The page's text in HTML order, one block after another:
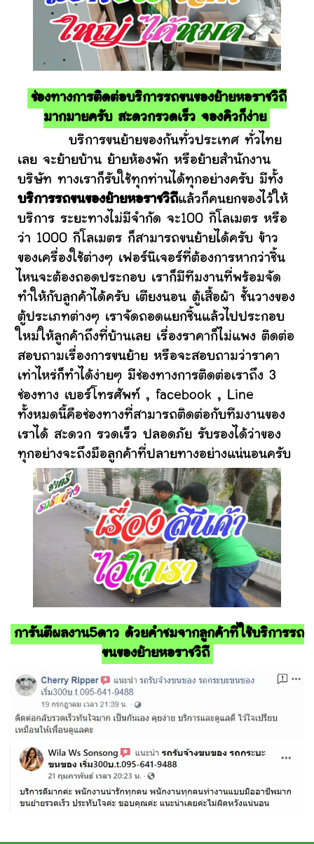
ช่องทางการติดต่อบริการรถขนของย้ายหอราชวิถี
มากมายครับ สะดวกรวดเร็ว จองคิวก็ง่าย
บริการขนย้ายของกันทั่วประเทศ ทั่วไทย
เลย จะย้ายบ้าน ย้ายห้องพัก หรือย้ายสำนักงาน
บริษัท ทางเราก็รับใช้ทุกท่านได้ทุกอย่างครับ มีทั้ง
บริการรถขนของย้ายหอราชวิถีแล้วก็คนยกของไว้ให้
บริการ ระยะทางไม่มีจำกัด จะ100 กิโลเมตร หรือ
ว่า 1000 กิโลเมตร ก็สามารถขนย้ายได้ครับ ข้าว
ของเครื่องใช้ต่างๆ เฟอร์นิเจอร์ที่ต้องการหากว่าชิ้น
ไหนจะต้องถอดประกอบ เราก็มีทีมงานที่พร้อมจัด
ทำให้กับลูกค้าได้ครับ เตียงนอน ตู้เสื้อผ้า ชั้นวางของ
ตู้ประเภทต่างๆ เราจัดถอดแยกชิ้นแล้วไปประกอบ
ใหม่ให้ลูกค้าถึงที่บ้านเลย เรื่องราคาก็ไม่แพง ติดต่อ
สอบถามเรื่องการขนย้าย หรือจะสอบถามว่าราคา
เท่าไหร่ก็ทำได้ง่ายๆ มีช่องทางการติดต่อเราถึง 3
ช่องทาง เบอร์โทรศัพท์ , facebook , Line
ทั้งหมดนี้คือช่องทางที่สามารถติดต่อกับทีมงานของ
เราได้ สะดวก รวดเร็ว ปลอดภัย รับรองได้ว่าของ
ทุกอย่างจะถึงมือลูกค้าที่ปลายทางอย่างแน่นอนครับ
การันตีผลงาน5ดาว ด้วยคำชมจากลูกค้าที่ใช้บริการรถ
ขนของย้ายหอราชวิถี